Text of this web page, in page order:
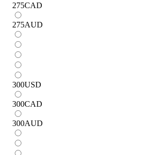
275CAD
275AUD
300USD
300CAD
300AUD